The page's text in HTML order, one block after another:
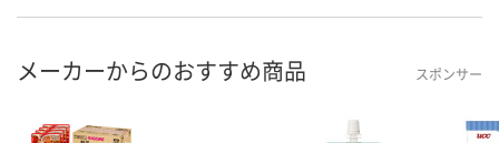
メーカーからのおすすめ商品 スポンサー